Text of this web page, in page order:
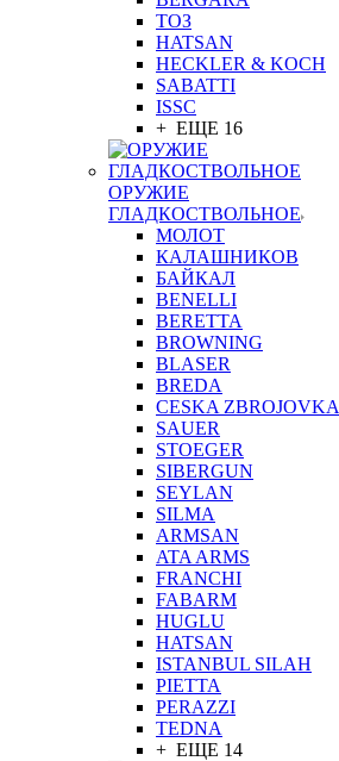
ТОЗ
HATSAN
HECKLER & KOCH
SABATTI
ISSC
+ ЕЩЕ 16
ОРУЖИЕ
ГЛАДКОСТВОЛЬНОЕ
МОЛОТ
КАЛАШНИКОВ
БАЙКАЛ
BENELLI
BERETTA
BROWNING
BLASER
BREDA
CESKA ZBROJOVKA
SAUER
STOEGER
SIBERGUN
SEYLAN
SILMA
ARMSAN
ATA ARMS
FRANCHI
FABARM
HUGLU
HATSAN
ISTANBUL SILAH
PIETTA
PERAZZI
TEDNA
+ ЕЩЕ 14